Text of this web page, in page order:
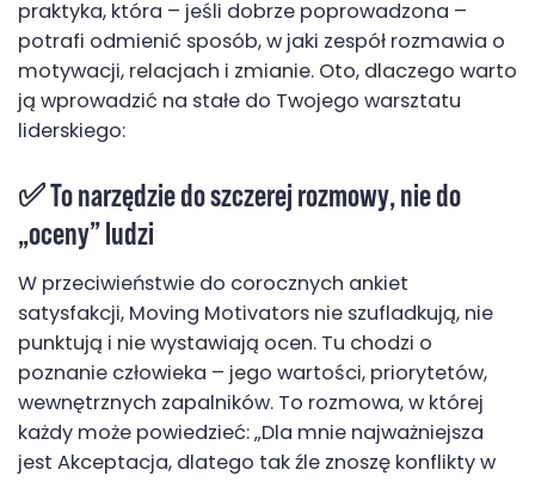
praktyka, która – jeśli dobrze poprowadzona –
potrafi odmienić sposób, w jaki zespół rozmawia o
motywacji, relacjach i zmianie. Oto, dlaczego warto
ją wprowadzić na stałe do Twojego warsztatu
liderskiego:
✅ To narzędzie doszczerej rozmowy, nie do
„oceny” ludzi
W przeciwieństwie do corocznych ankiet
satysfakcji, Moving Motivators nie szufladkują, nie
punktują i nie wystawiają ocen. Tu chodzi o
poznanie człowieka – jego wartości, priorytetów,
wewnętrznych zapalników. To rozmowa, w której
każdy może powiedzieć: „Dla mnie najważniejsza
jest Akceptacja, dlatego tak źle znoszę konflikty w